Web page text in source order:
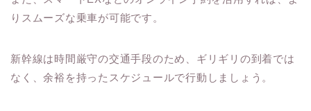
りスムーズな乗車が可能です。
新幹線は時間厳守の交通手段のため、ギリギリの到着では
なく、余裕を持ったスケジュールで行動しましょう。